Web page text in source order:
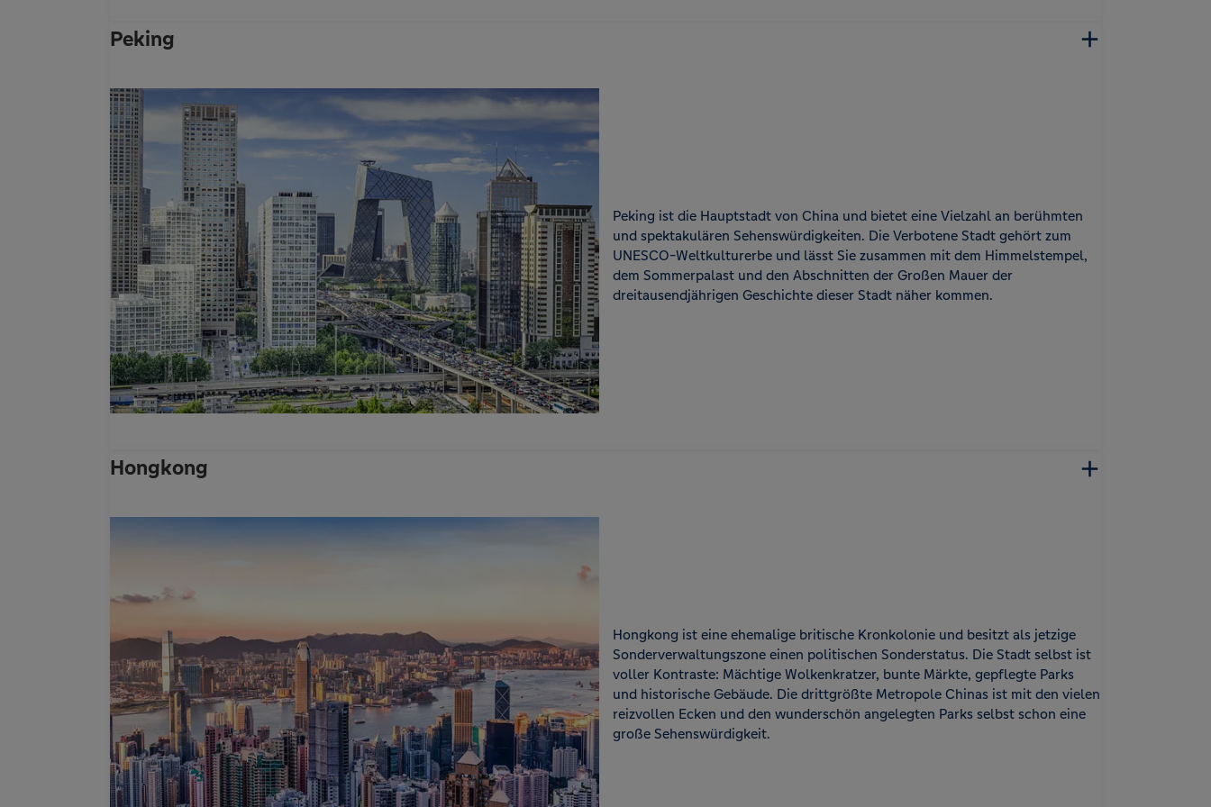
Peking
Peking ist die Hauptstadt von China und bietet eine Vielzahl an berühmten
und spektakulären Sehenswürdigkeiten. Die Verbotene Stadt gehört zum
UNESCO-Weltkulturerbe und lässt Sie zusammen mit dem Himmelstempel,
dem Sommerpalast und den Abschnitten der Großen Mauer der
dreitausendjährigen Geschichte dieser Stadt näher kommen.
Hongkong
Hongkong ist eine ehemalige britische Kronkolonie und besitzt als jetzige
Sonderverwaltungszone einen politischen Sonderstatus. Die Stadt selbst ist
voller Kontraste: Mächtige Wolkenkratzer, bunte Märkte, gepflegte Parks
und historische Gebäude. Die drittgrößte Metropole Chinas ist mit den vielen
reizvollen Ecken und den wunderschön angelegten Parks selbst schon eine
große Sehenswürdigkeit.